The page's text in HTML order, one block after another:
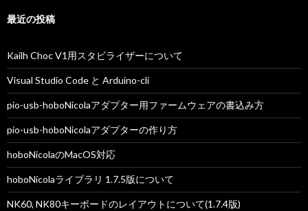
ョ
ン
最近の投稿
Kailh Choc V1用スタビライザーについて
Visual Studio Code と Arduino-cli
pio-usb-hoboNicolaアダプター用ファームウェアの書込み方
pio-usb-hoboNicolaアダプターの作り方
hoboNicolaのMacOS対応
hoboNicolaライブラリ 1.7.5版について
NK60, NK80キーボードのレイアウトについて(1.7.4版)